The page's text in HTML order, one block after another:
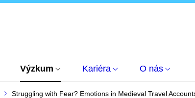
Výzkum Kariéra O nás
Struggling with Fear? Emotions in Medieval Travel